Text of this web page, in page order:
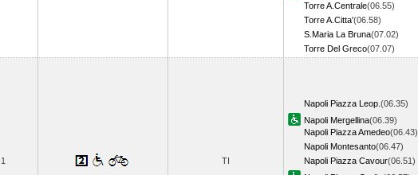
Torre A.Centrale(06.55)
Torre A.Citta'(06.58)
S.Maria La Bruna(07.02)
Torre Del Greco(07.07)
1 TI
Napoli Piazza Leop. (06.35)
Napoli Mergellina(06.39)
Napoli Piazza Amedeo(06.43)
Napoli Montesanto(06.47)
Napoli Piazza Cavour(06.51)